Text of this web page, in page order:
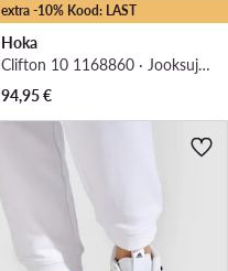
extra -10% Kood: LAST
Hoka
Clifton 10 1168860 · Jooksujalatsid
94,95€